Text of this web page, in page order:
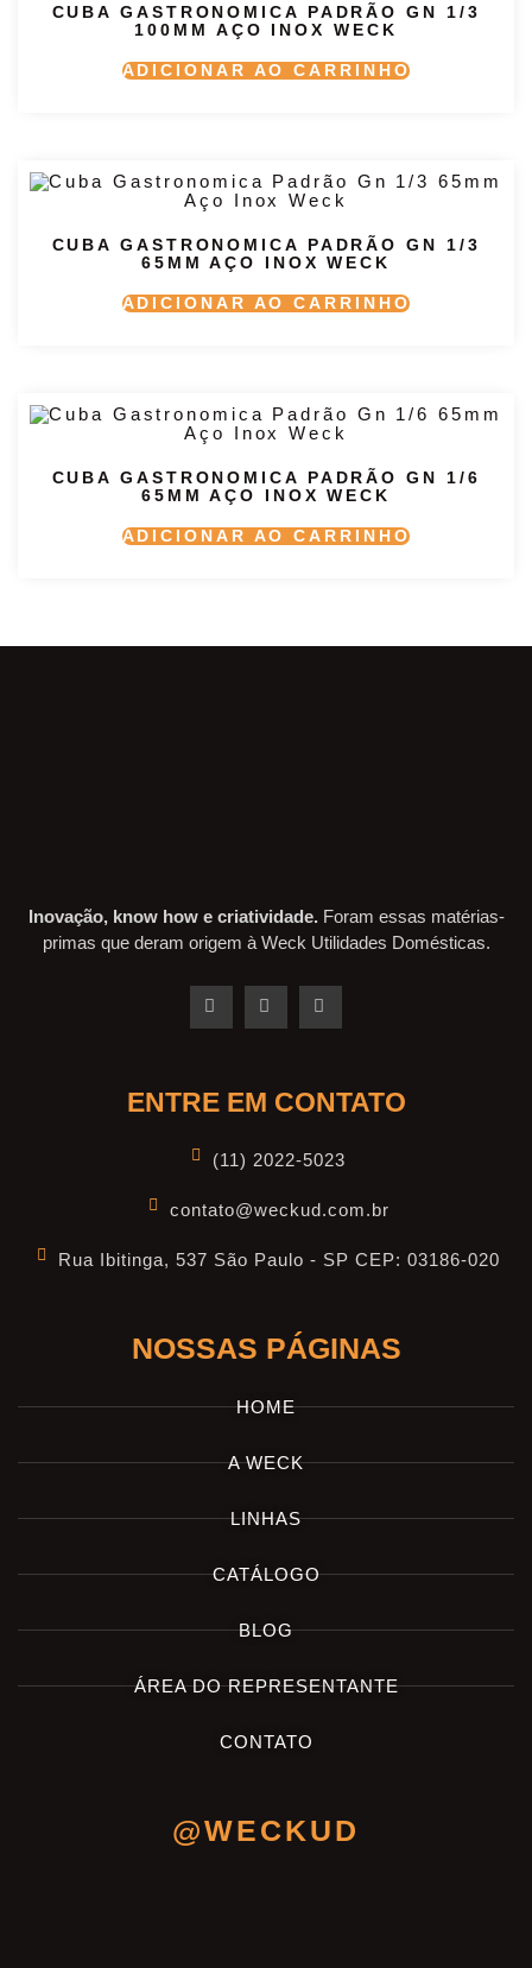
CUBA GASTRONOMICA PADRÃO GN 1/3
100MM AÇO INOX WECK
ADICIONAR AO CARRINHO
CUBA GASTRONOMICA PADRÃO GN 1/3
65MM AÇO INOX WECK
ADICIONAR AO CARRINHO
CUBA GASTRONOMICA PADRÃO GN 1/6
65MM AÇO INOX WECK
ADICIONAR AO CARRINHO
Inovação, know how e criatividade. Foram essas matérias-
primas que deram origem à Weck Utilidades Domésticas.
ENTRE EM CONTATO
(11) 2022-5023
contato@weckud.com.br
Rua Ibitinga, 537 São Paulo - SP CEP: 03186-020
NOSSAS PÁGINAS
HOME
A WECK
LINHAS
CATÁLOGO
BLOG
ÁREA DO REPRESENTANTE
CONTATO
@WECKUD